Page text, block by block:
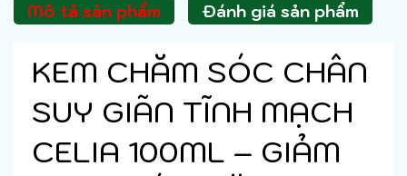
Mô tả sản phẩm Đánh giá sản phẩm
KEM CHĂM SÓC CHÂN
SUY GIÃN TĨNH MẠCH
CELIA 100ML – GIẢM